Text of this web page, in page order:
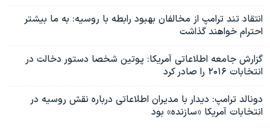
انتقاد تند ترامپ از مخالفان بهبود رابطه با روسیه: به ما بیشتر
احترام خواهند گذاشت
گزارش جامعه اطلاعاتی آمریکا: پوتین شخصا دستور دخالت در
انتخابات ۲۰۱۶ را صادر کرد
دونالد ترامپ: دیدار با مدیران اطلاعاتی درباره نقش روسیه در
انتخابات آمریکا «سازنده» بود